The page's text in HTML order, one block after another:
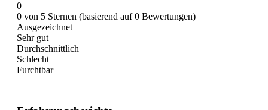
0
0 von 5 Sternen (basierend auf 0 Bewertungen)
Ausgezeichnet
Sehr gut
Durchschnittlich
Schlecht
Furchtbar